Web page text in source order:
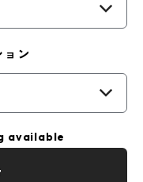
ン
available